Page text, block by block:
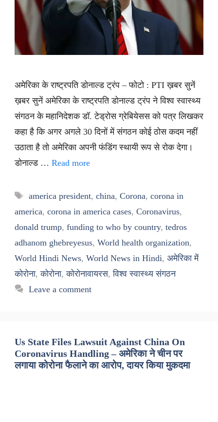
अमेरिका के राष्ट्रपति डोनाल्ड ट्रंप – फोटो : PTI ख़बर सुनें
ख़बर सुनें अमेरिका के राष्ट्रपति डोनाल्ड ट्रंप ने विश्व स्वास्थ्य
संगठन के महानिदेशक डॉ. टेड्रोस ग्रेबियेसस को पत्र लिखकर
कहा है कि अगर अगले 30 दिनों में संगठन कोई ठोस कदम नहीं
उठाता है तो अमेरिका अपनी फंडिंग स्थायी रूप से रोक देगा।
डोनाल्ड … Read more
Tags
america president, china, Corona, corona in
america, corona in america cases, Coronavirus,
donald trump, funding to who by country, tedros
adhanom ghebreyesus, World health organization,
World Hindi News, World News in Hindi, अमेरिका में
कोरोना,कोरोना,कोरोनावायरस,विश्व स्वास्थ्य संगठन
Leave a comment
Us State Files Lawsuit Against China On
Coronavirus Handling – अमेरिका ने चीन पर
लगाया कोरोना फैलाने का आरोप, दायर किया मुकदमा